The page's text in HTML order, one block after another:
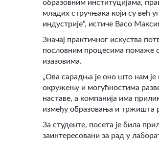
образовним институцијама,
младих стручњака који су већ
индустрије“, истиче Васо
Значај практичног искуства
пословним процесима помаже
изазовима.
„Ова сарадња је оно што нам
окружењу и могућностима
наставе, а компанија има
између образовања и тржишта
За студенте, посета је била
заинтересовани за рад у